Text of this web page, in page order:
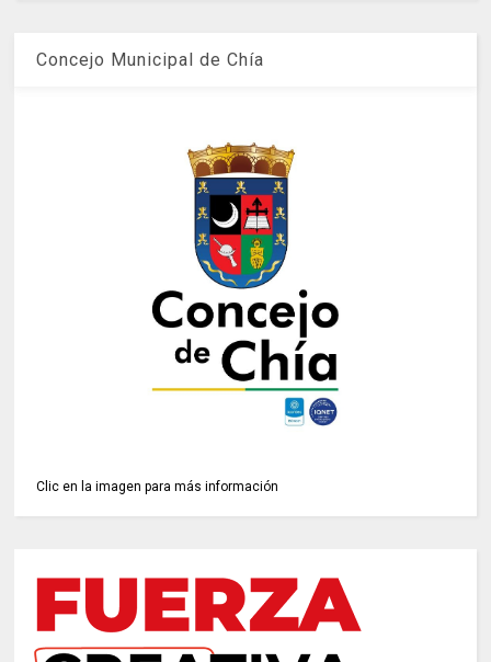
Concejo Municipal de Chía
Clic en la imagen para más información